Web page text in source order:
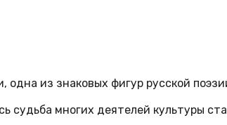
одна из знаковых фигур русской
судьба многих деятелей культуры